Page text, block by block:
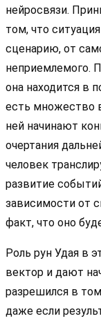
нейросвязи.
том, что
сценарию, от
неприемлемого.
она находится в
есть множество
ней начинают
очертания
человек
развитие
зависимости от
факт, что оно
Роль рун Удая в
вектор и дают
разрешился в
даже если